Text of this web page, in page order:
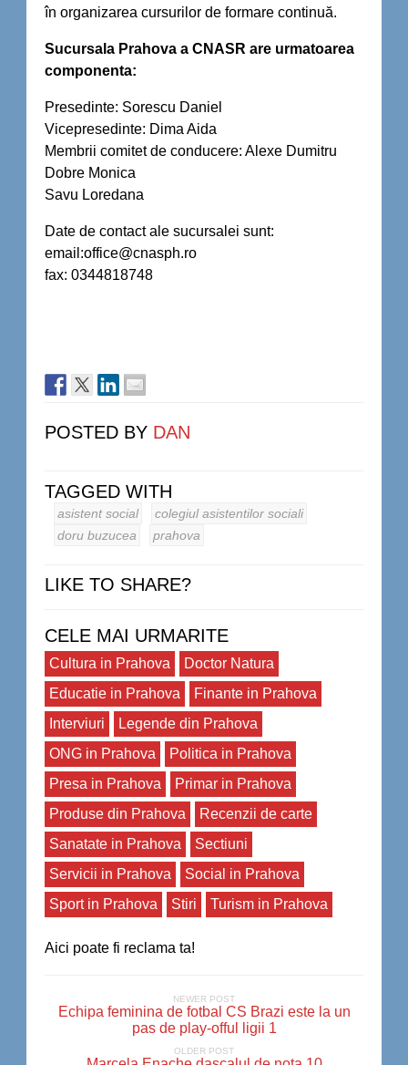
în organizarea cursurilor de formare continuă.
Sucursala Prahova a CNASR are urmatoarea
componenta:
Presedinte: Sorescu Daniel
Vicepresedinte: Dima Aida
Membrii comitet de conducere: Alexe Dumitru
Dobre Monica
Savu Loredana
Date de contact ale sucursalei sunt:
email:office@cnasph.ro
fax: 0344818748
POSTED BY DAN
TAGGED WITH
asistent social
colegiul asistentilor sociali
doru buzucea
prahova
LIKE TO SHARE?
CELE MAI URMARITE
Cultura in Prahova
Doctor Natura
Educatie in Prahova
Finante in Prahova
Interviuri
Legende din Prahova
ONG in Prahova
Politica in Prahova
Presa in Prahova
Primar in Prahova
Produse din Prahova
Recenzii de carte
Sanatate in Prahova
Sectiuni
Servicii in Prahova
Social in Prahova
Sport in Prahova
Stiri Turism in Prahova
Aici poate fi reclama ta!
NEWER POST
Echipa feminina de fotbal CS Brazi este la un
pas de play-offul ligii 1
OLDER POST